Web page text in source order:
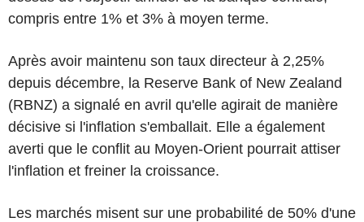
compris entre 1% et 3% à moyen terme.
Après avoir maintenu son taux directeur à 2,25%
depuis décembre, la Reserve Bank of New Zealand
(RBNZ) a signalé en avril qu'elle agirait de manière
décisive si l'inflation s'emballait. Elle a également
averti que le conflit au Moyen-Orient pourrait attiser
l'inflation et freiner la croissance.
Les marchés misent sur une probabilité de 50% d'une